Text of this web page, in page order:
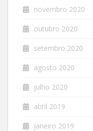
novembro 2020
outubro 2020
setembro 2020
agosto 2020
julho 2020
abril 2019
janeiro 2019